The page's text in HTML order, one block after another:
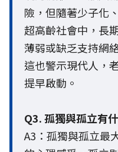
險，但隨著少子化
超高齡社會中，長
薄弱或缺乏支持網
這也警示現代人，
提早啟動。
Q3. 孤獨與孤立有
A3：孤獨與孤立最